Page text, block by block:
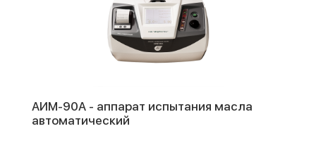
АИМ-90А - аппарат испытания масла
автоматический